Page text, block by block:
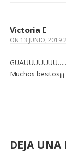
Victoria E
ON 13 JUNIO, 2019
Muchos besitos¡¡¡
DEJA UNA